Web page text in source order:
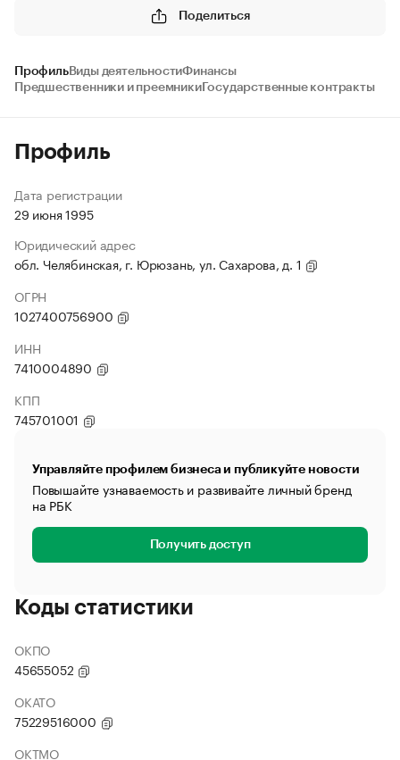
Поделиться
ПрофильВиды деятельностиФинансы
Предшественники и преемникиГосударственные контракты
Профиль
Дата регистрации
29 июня 1995
Юридический адрес
обл. Челябинская, г. Юрюзань, ул. Сахарова, д. 1
ОГРН
1027400756900
ИНН
7410004890
КПП
745701001
Управляйте профилем бизнеса и публикуйте новости
Повышайте узнаваемость и развивайте личный бренд
на РБК
Получить доступ
Коды статистики
ОКПО
45655052
ОКАТО
75229516000
ОКТМО